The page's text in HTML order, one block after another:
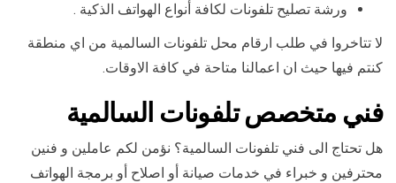
ورشة تصليح تلفونات لكافة أنواع الهواتف الذكية .
لا تتاخروا في طلب ارقام محل تلفونات السالمية من اي منطقة
كنتم فيها حيث ان اعمالنا متاحة في كافة الاوقات.
فني متخصص تلفونات السالمية
هل تحتاج الى فني تلفونات السالمية؟ نؤمن لكم عاملين و فنين
محترفين و خبراء في خدمات صيانة أو اصلاح أو برمجة الهواتف